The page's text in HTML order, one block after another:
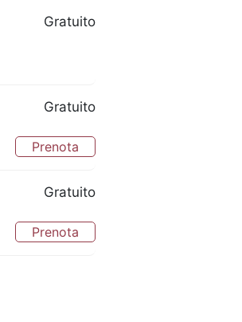
Gratuito
Gratuito
Prenota
Gratuito
Prenota